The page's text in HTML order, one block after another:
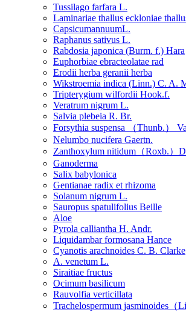
Tussilago farfara L.
Laminariae thallus eckloniae
CapsicumannuumL.
Raphanus sativus L.
Rabdosia japonica (Burm. f.) Hara
Euphorbiae ebracteolatae rad
Erodii herba geranii herba
Wikstroemia indica (Linn.) C. A.
Tripterygium wilfordii Hook.f.
Veratrum nigrum L.
Salvia plebeia R. Br.
Forsythia suspensa （Thunb.）
Nelumbo nucifera Gaertn.
Zanthoxylum nitidum（Roxb.）
Ganoderma
Salix babylonica
Gentianae radix et rhizoma
Solanum nigrum L.
Sauropus spatulifolius Beille
Aloe
Pyrola calliantha H. Andr.
Liquidambar formosana Hance
Cyanotis arachnoides C. B. Clarke
A. venetum L.
Siraitiae fructus
Ocimum basilicum
Rauvolfia verticillata
Trachelospermum jasminoides（